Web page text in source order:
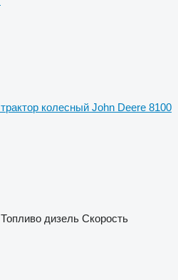
трактор колесный John Deere 8100
Топливо дизель Скорость